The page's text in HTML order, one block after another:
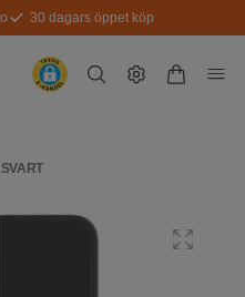
30 dagars öppet köp